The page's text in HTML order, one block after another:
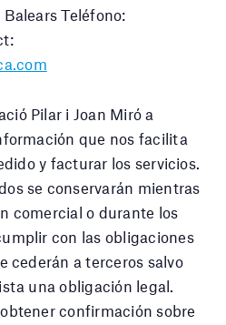
Teléfono:
Pilar i Joan Miró a
que nos facilita
y facturar los servicios.
se conservarán mientras
comercial o durante los
con las obligaciones
cederán a terceros salvo
una obligación legal.
confirmación sobre